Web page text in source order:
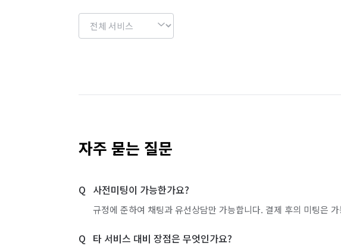
자주 묻는 질문
사전미팅이 가능한가요?
규정에 준하여 채팅과 유선상담만 가능합니다. 결제 후의 미팅은
타 서비스 대비 장점은 무엇인가요?